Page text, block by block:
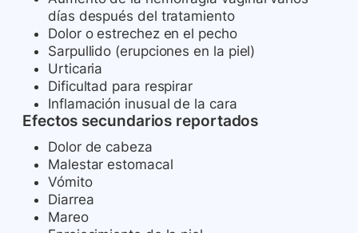
días después del tratamiento
Dolor o estrechez en el pecho
Sarpullido (erupciones en la piel)
Urticaria
Dificultad para respirar
Inflamación inusual de la cara
Efectos secundarios reportados
Dolor de cabeza
Malestar estomacal
Vómito
Diarrea
Mareo